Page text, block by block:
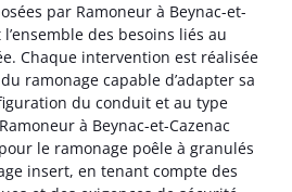
par Ramoneur à Beynac-et-
des besoins liés au
Chaque intervention est réalisée
ramonage capable d’adapter sa
du conduit et au type
à Beynac-et-Cazenac
le ramonage poêle à granulés
insert, en tenant compte des